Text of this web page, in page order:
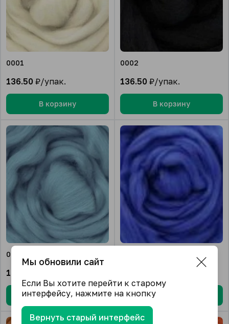
0001
136.50 ₽/упак.
В корзину
0002
136.50 ₽/упак.
В корзину
0005
136.50
В корзину В корзину
Мы обновили сайт
Если Вы хотите перейти к старому
интерфейсу, нажмите на кнопку
Вернуть старый интерфейс